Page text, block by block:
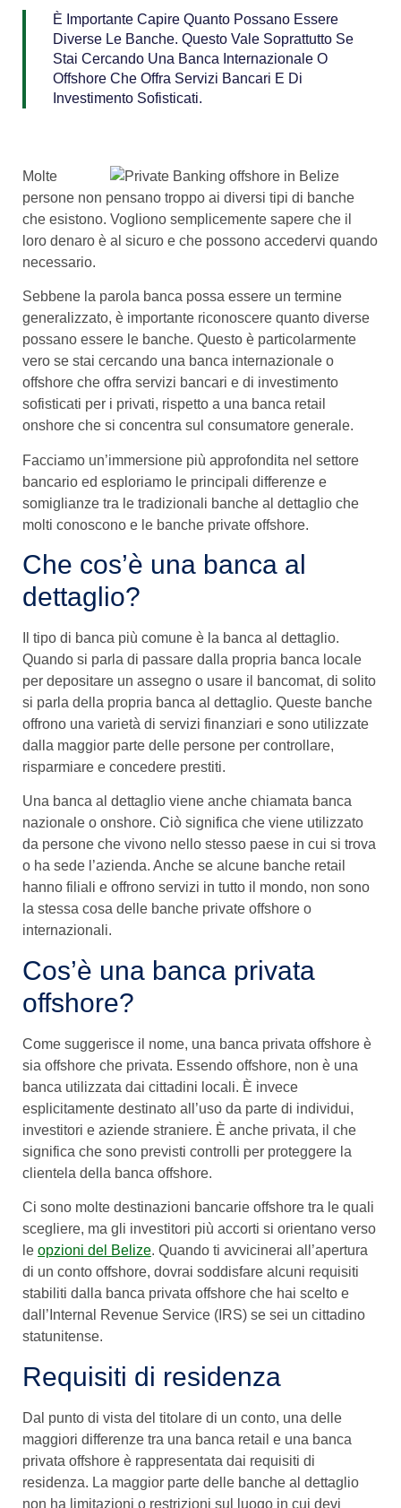
È Importante Capire Quanto Possano Essere
Diverse Le Banche. Questo Vale Soprattutto Se
Stai Cercando Una Banca Internazionale O
Offshore Che Offra Servizi Bancari E Di
Investimento Sofisticati.
Molte
persone non pensano troppo ai diversi tipi di banche
che esistono. Vogliono semplicemente sapere che il
loro denaro è al sicuro e che possono accedervi quando
necessario.
Sebbene la parola banca possa essere un termine
generalizzato, è importante riconoscere quanto diverse
possano essere le banche. Questo è particolarmente
vero se stai cercando una banca internazionale o
offshore che offra servizi bancari e di investimento
sofisticati per i privati, rispetto a una banca retail
onshore che si concentra sul consumatore generale.
Facciamo un’immersione più approfondita nel settore
bancario ed esploriamo le principali differenze e
somiglianze tra le tradizionali banche al dettaglio che
molti conoscono e le banche private offshore.
Che cos’è una banca al
dettaglio?
Il tipo di banca più comune è la banca al dettaglio.
Quando si parla di passare dalla propria banca locale
per depositare un assegno o usare il bancomat, di solito
si parla della propria banca al dettaglio. Queste banche
offrono una varietà di servizi finanziari e sono utilizzate
dalla maggior parte delle persone per controllare,
risparmiare e concedere prestiti.
Una banca al dettaglio viene anche chiamata banca
nazionale o onshore. Ciò significa che viene utilizzato
da persone che vivono nello stesso paese in cui si trova
o ha sede l’azienda. Anche se alcune banche retail
hanno filiali e offrono servizi in tutto il mondo, non sono
la stessa cosa delle banche private offshore o
internazionali.
Cos’è una banca privata
offshore?
Come suggerisce il nome, una banca privata offshore è
sia offshore che privata. Essendo offshore, non è una
banca utilizzata dai cittadini locali. È invece
esplicitamente destinato all’uso da parte di individui,
investitori e aziende straniere. È anche privata, il che
significa che sono previsti controlli per proteggere la
clientela della banca offshore.
Ci sono molte destinazioni bancarie offshore tra le quali
scegliere, ma gli investitori più accorti si orientano verso
le opzioni del Belize. Quando ti avvicinerai all’apertura
di un conto offshore, dovrai soddisfare alcuni requisiti
stabiliti dalla banca privata offshore che hai scelto e
dall’Internal Revenue Service (IRS) se sei un cittadino
statunitense.
Requisiti di residenza
Dal punto di vista del titolare di un conto, una delle
maggiori differenze tra una banca retail e una banca
privata offshore è rappresentata dai requisiti di
residenza. La maggior parte delle banche al dettaglio
non ha limitazioni o restrizioni sul luogo in cui devi